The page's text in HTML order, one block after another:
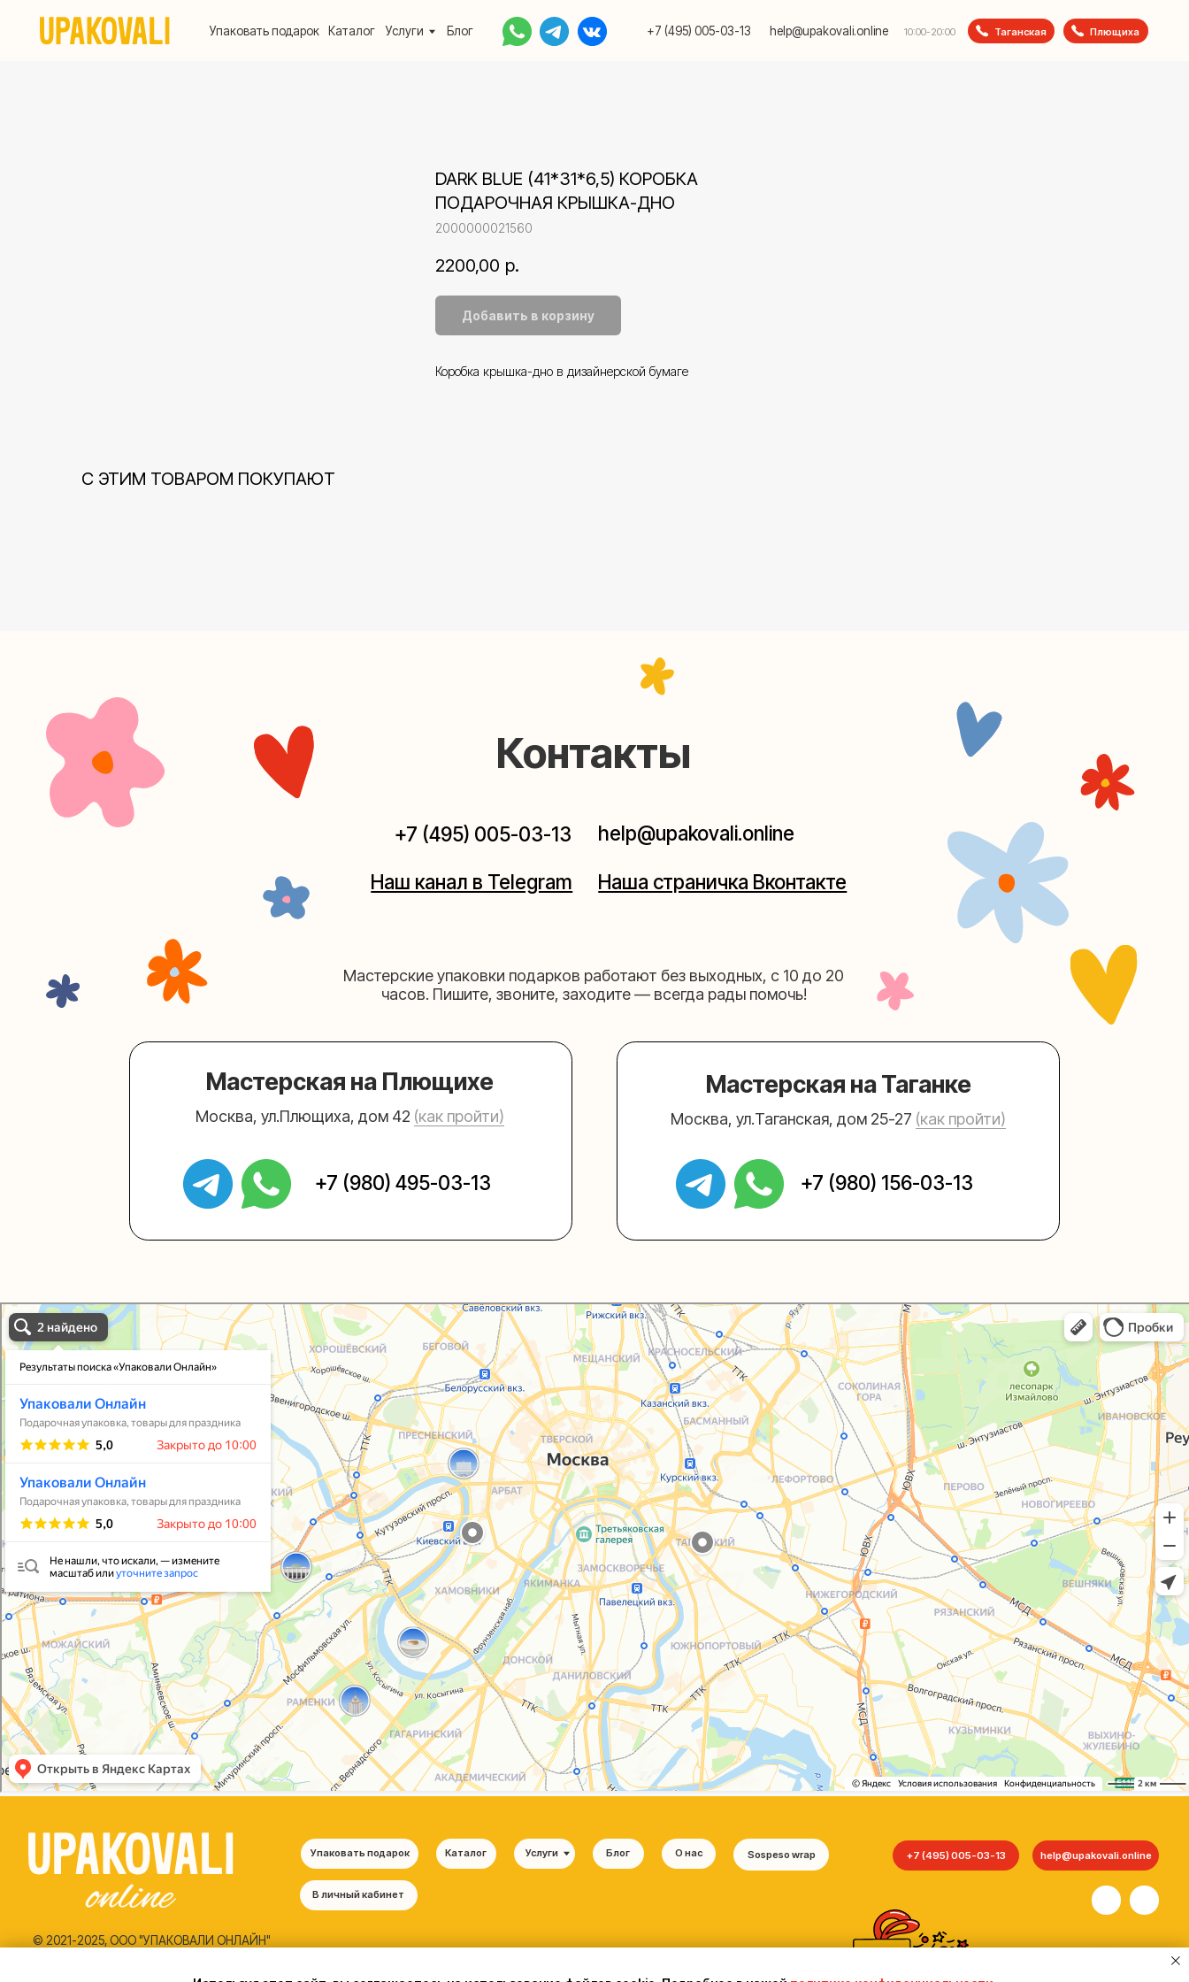
+7 (495) 005-03-13 10:00-20:00
Упаковать подарок Каталог Услуги Блог help@upakovali.online Таганская Плющиха
DARK BLUE (41*31*6,5) КОРОБКА
ПОДАРОЧНАЯ КРЫШКА-ДНО
2000000021560
2200,00 р.
Добавить в корзину
Коробка крышка-дно в дизайнерской бумаге
С ЭТИМ ТОВАРОМ ПОКУПАЮТ
Мастерские упаковки подарков работают без выходных, с 10 до 20
часов. Пишите, звоните, заходите — всегда рады помочь!
Москва, ул.Плющиха, дом 42 (как пройти) Москва, ул.Таганская, дом 25-27 (как пройти)
Мастерская на Плющихе Мастерская на Таганке
+7 (495) 005-03-13 help@upakovali.online
Упаковали Онлайн в Москве
Москва
Согласие на обработку персональных данных
Политика конфиденциальности
© 2021-2025, ООО "УПАКОВАЛИ ОНЛАЙН"
Сайт разработалаbogachevas
help@upakovali.online
Sospeso wrap
Услуги Блог
Каталог
Упаковать подарок
В личный кабинет
+7 (495) 005-03-13